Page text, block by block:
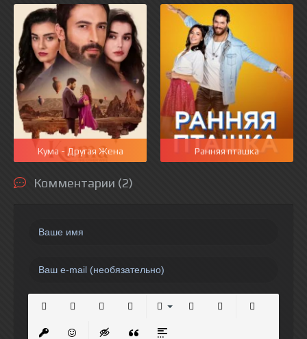
Кума - Другая Жена Ранняя пташка
Комментарии (2)